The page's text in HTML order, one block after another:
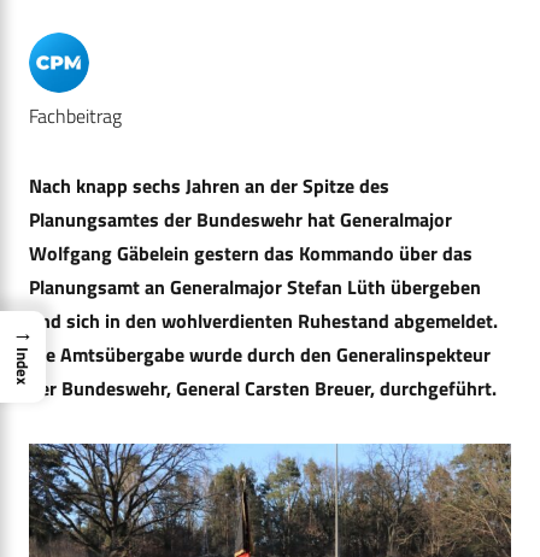
Fachbeitrag
Nach knapp sechs Jahren an der Spitze des
Planungsamtes der Bundeswehr hat Generalmajor
Wolfgang Gäbelein gestern das Kommando über das
Planungsamt an Generalmajor Stefan Lüth übergeben
und sich in den wohlverdienten Ruhestand abgemeldet.
Die Amtsübergabe wurde durch den Generalinspekteur
der Bundeswehr, General Carsten Breuer, durchgeführt.
→
Index